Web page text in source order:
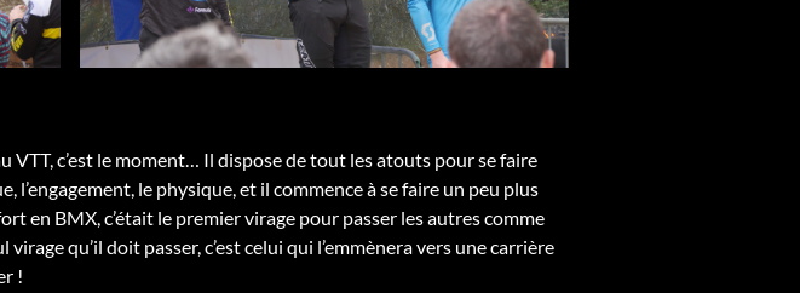
VTT, c’est le moment… Il dispose de tout les atouts pour se faire
le physique, et il commence à se faire un peu plus
en BMX, c’était le premier virage pour passer les autres comme
qu’il doit passer, c’est celui qui l’emmènera vers une carrière
!